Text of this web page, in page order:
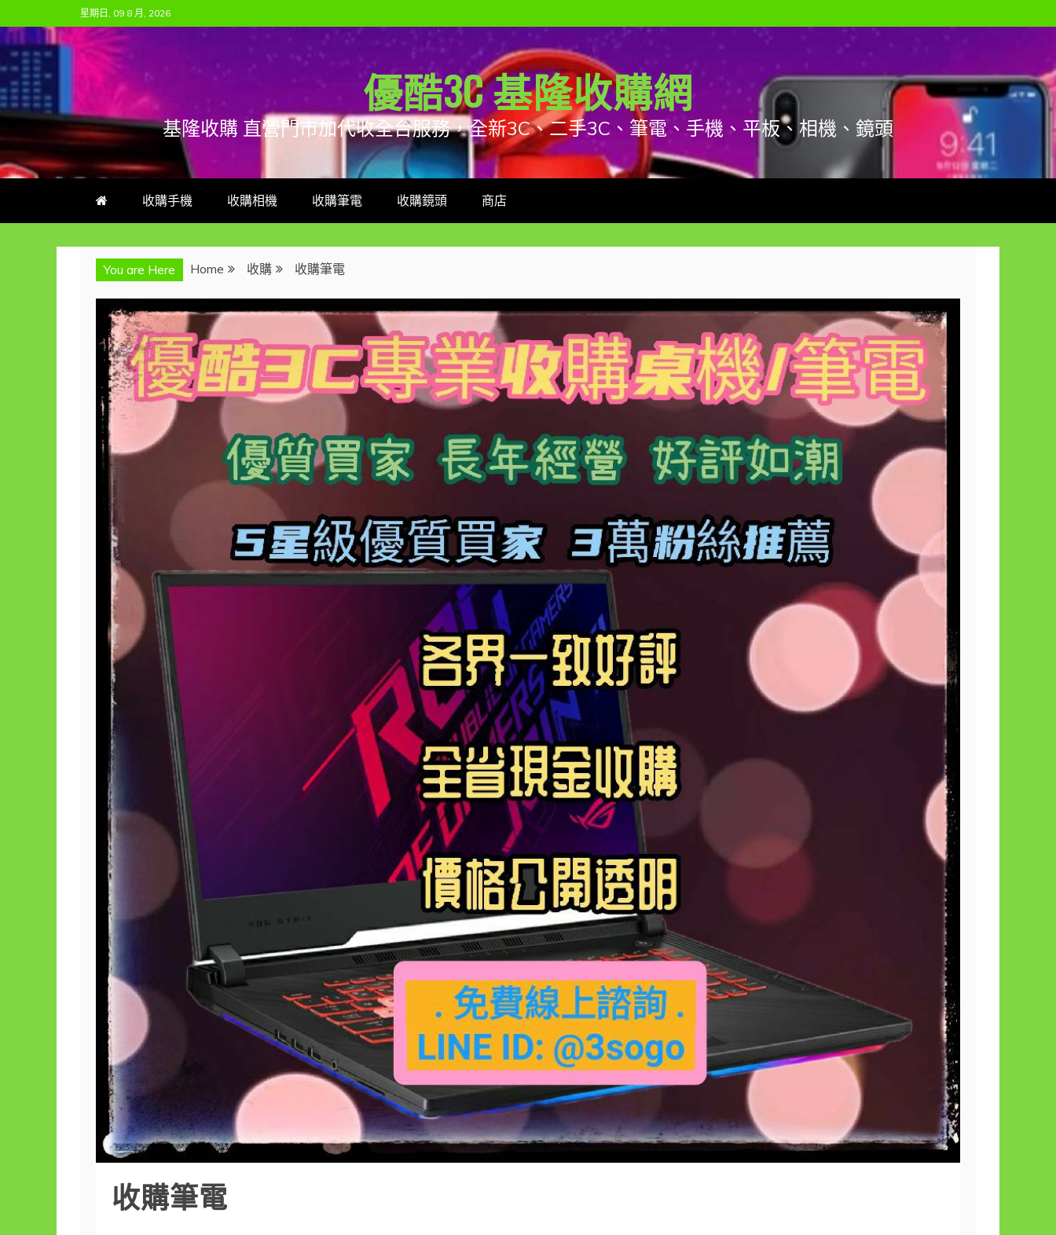
to
content
星期日, 09 8 月, 2026
優酷3C 基隆收購網
基隆收購 直營門市加代收全台服務，全新3C、二手3C、筆電、手機、平板、相機、鏡頭
收購手機 收購相機 收購筆電 收購鏡頭 商店
You are Here Home 收購 收購筆電
收購筆電